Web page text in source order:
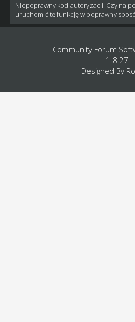
Niepoprawny kod autoryzacji. Czy na
uruchomić tę funkcję w poprawny
Community Forum
1.8.27
Designed By